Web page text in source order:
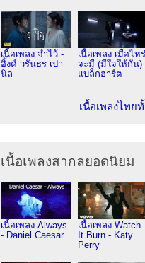
เนื้อเพลง จำไว้ -
อิ้งค์ วรันธร เปา
นิล
เนื้อเพลง เมื่อไหร่
จะมี (มีใจให้กัน)
แบล็กฮาร์ต
เนื้อเพลงไทย
เนื้อเพลงสากลยอดนิยม
เนื้อเพลง Always
- Daniel Caesar
เนื้อเพลง Watch
It Burn - Katy
Perry